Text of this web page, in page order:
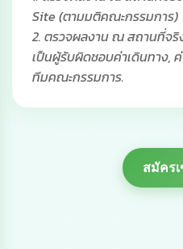
Site (ตามมติคณะกรรมการ)
2. ตรวจผลงาน ณ สถานที่จ
เป็นผู้รับผิดชอบค่าเดินทาง,
ทีมคณะกรรมการ.
สมัคร